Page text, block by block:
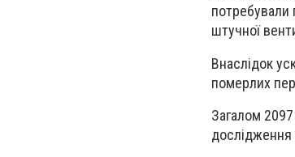
потребували
штучної
Внаслідок
померлих
Загалом
дослідження